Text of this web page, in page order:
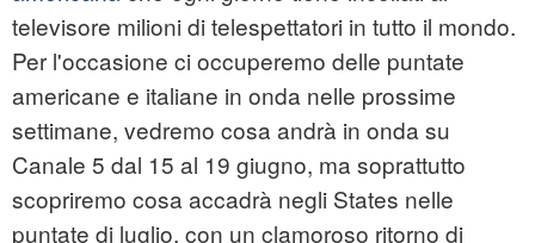
televisore milioni di telespettatori in tutto il mondo.
Per l'occasione ci occuperemo delle puntate
americane e italiane in onda nelle prossime
settimane, vedremo cosa andrà in onda su
Canale 5 dal 15 al 19 giugno, ma soprattutto
scopriremo cosa accadrà negli States nelle
puntate di luglio, con un clamoroso ritorno di